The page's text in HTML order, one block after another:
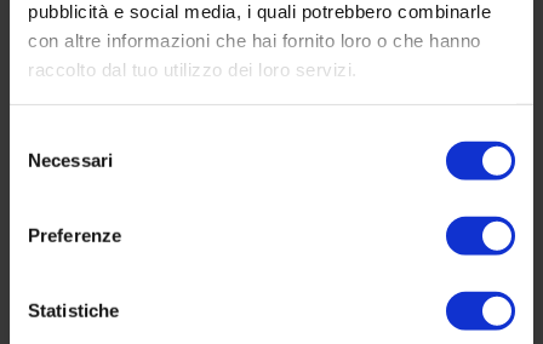
pubblicità e social media, i quali potrebbero combinarle
con altre informazioni che hai fornito loro o che hanno
raccolto dal tuo utilizzo dei loro servizi.
delNecessari
Preferenze
Statistiche
tua ricerca su dove cenare a Bologna è
proprio qui, pronta ad accoglierti a braccia
aperte. Contattaci oggi stesso per assicurarti un
posto nel nostro spazio all’aperto e preparati a
all’aperto.
Pistamentuccia